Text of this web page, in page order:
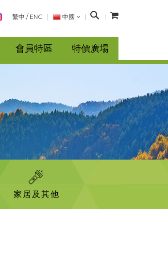
繁中 / ENG 中國
搜
會員特區 特價廣場
家居及其他